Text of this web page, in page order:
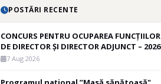
POSTĂRI RECENTE
CONCURS PENTRU OCUPAREA FUNCȚIILOR
DE DIRECTOR ȘI DIRECTOR ADJUNCT – 2026
7 Aug 2026